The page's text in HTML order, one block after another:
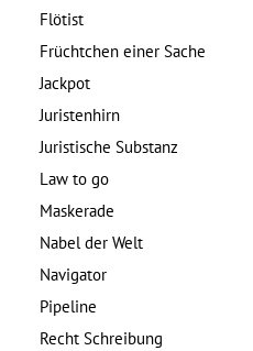
Flötist
Früchtchen einer Sache
Jackpot
Juristenhirn
Juristische Substanz
Law to go
Maskerade
Nabel der Welt
Navigator
Pipeline
Recht Schreibung